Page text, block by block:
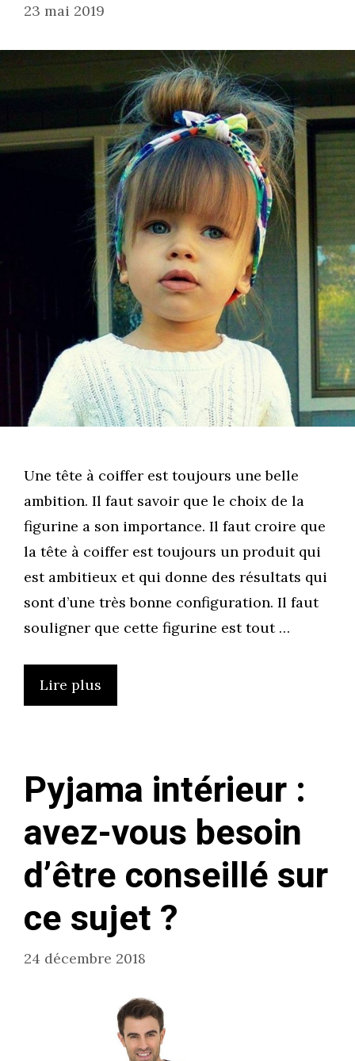
23 mai 2019
Une tête à coiffer est toujours une belle
ambition. Il faut savoir que le choix de la
figurine a son importance. Il faut croire que
la tête à coiffer est toujours un produit qui
est ambitieux et qui donne des résultats qui
sont d’une très bonne configuration. Il faut
souligner que cette figurine est tout …
Lire plus
Pyjama intérieur :
avez-vous besoin
d’être conseillé sur
ce sujet ?
24 décembre 2018